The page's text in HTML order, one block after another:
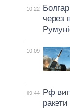
10:22
через
10:09
09:44
Рф